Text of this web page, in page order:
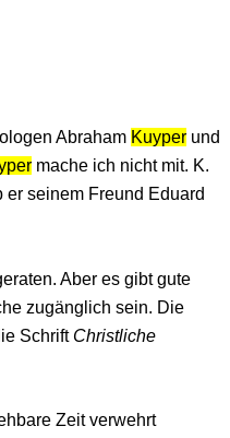
Abraham Kuyper und
mache ich nicht mit. K.
seinem Freund Eduard
Aber es gibt gute
zugänglich sein. Die
Schrift Christliche
Zeit verwehrt